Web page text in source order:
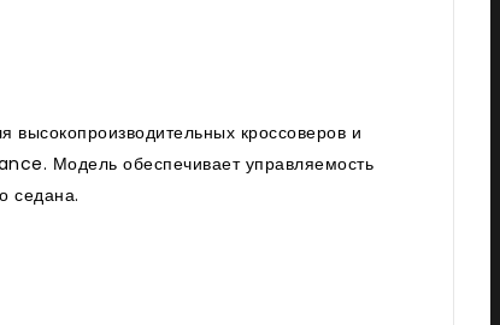
кроссоверов и
Модель обеспечивает управляемость
седана.